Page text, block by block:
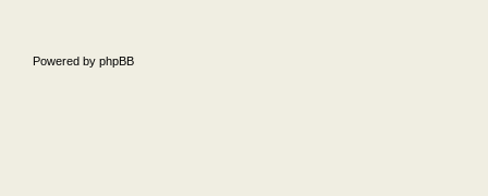
Powered by phpBB